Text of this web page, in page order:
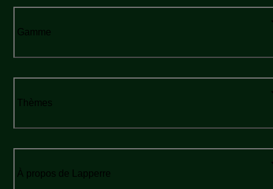
Gamme
Thèmes
À propos de Lapperre